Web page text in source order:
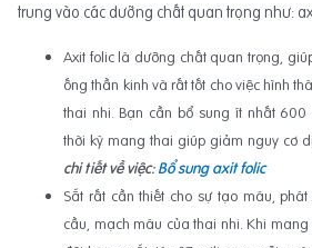
trung vào các dưỡng chất quan trọng như:
Axit folic là dưỡng chất quan trọng,
ống thần kinh và rất tốt cho việc hình
thai nhi. Bạn cần bổ sung ít nhất
thời kỳ mang thai giúp giảm nguy cơ
chi tiết về việc:Bổ sung axit folic
Sắt rất cần thiết cho sự tạo máu,
cầu, mạch máu của thai nhi. Khi